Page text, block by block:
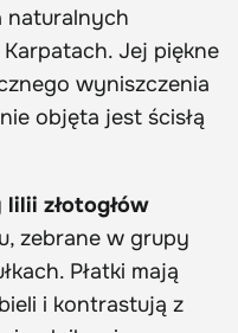
naturalnych
Jej piękne
wyniszczenia
objęta jest ścisłą
lilii złotogłów
zebrane w grupy
Płatki mają
i kontrastują z